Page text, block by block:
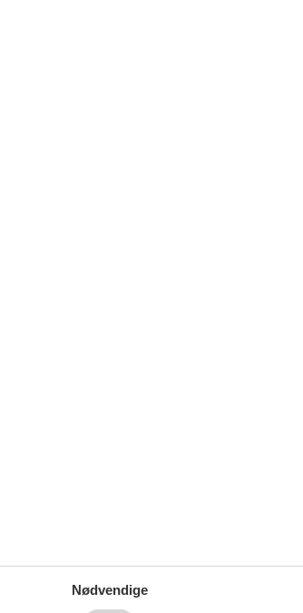
Vand 900
Nødvendige